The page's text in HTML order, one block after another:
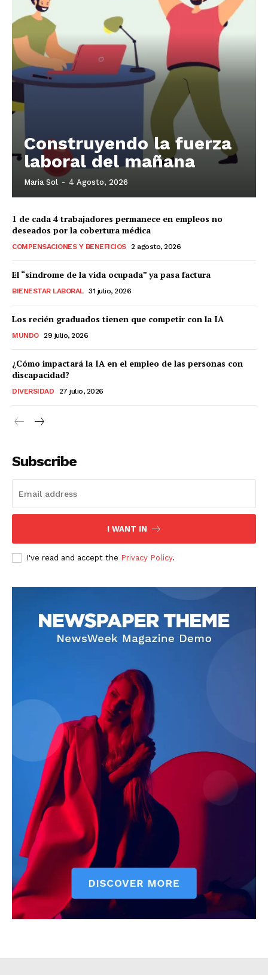
Construyendo la fuerza
laboral del mañana
Maria Sol - 4 Agosto, 2026
1 de cada 4 trabajadores permanece en empleos no
deseados por la cobertura médica
COMPENSACIONES Y BENEFICIOS 2 agosto, 2026
El “síndrome de la vida ocupada” ya pasa factura
BIENESTAR LABORAL 31 julio, 2026
Los recién graduados tienen que competir con la IA
MUNDO 29 julio, 2026
¿Cómo impactará la IA en el empleo de las personas con
discapacidad?
DIVERSIDAD 27 julio, 2026
Subscribe
I WANT IN
I've read and accept the Privacy Policy.